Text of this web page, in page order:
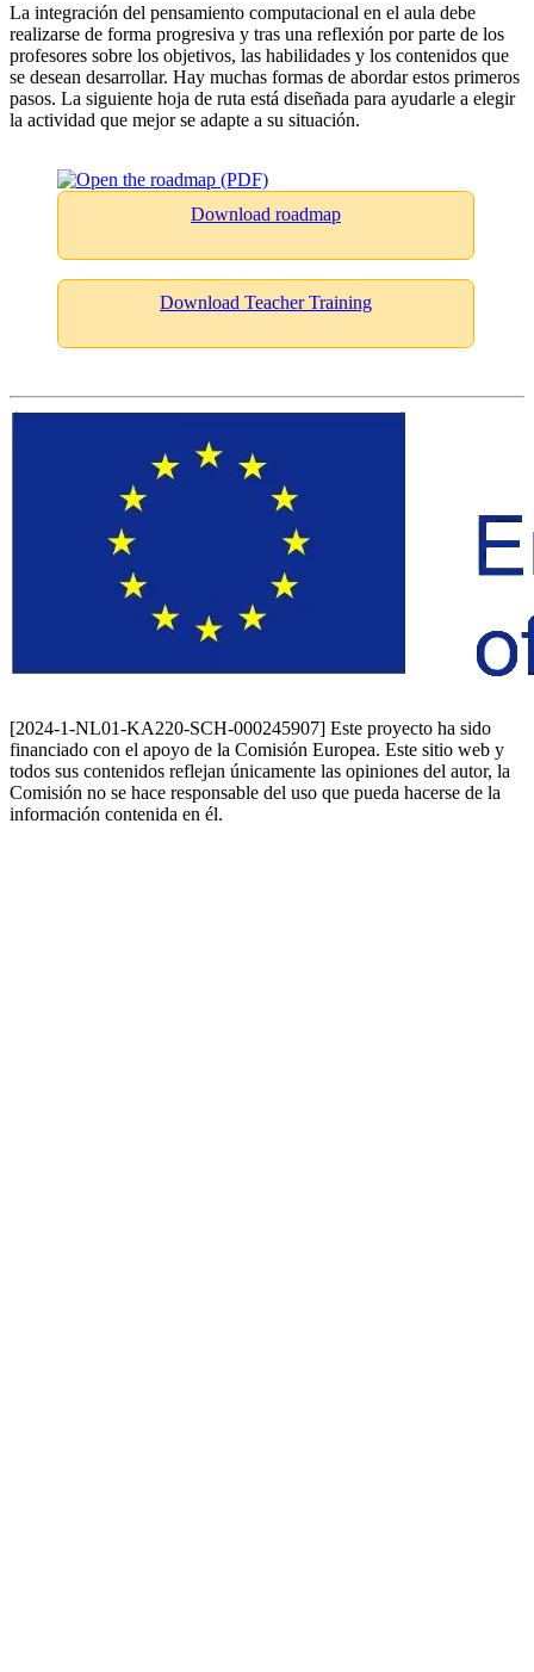
La integración del pensamiento computacional en el aula debe
realizarse de forma progresiva y tras una reflexión por parte de los
profesores sobre los objetivos, las habilidades y los contenidos que
se desean desarrollar. Hay muchas formas de abordar estos primeros
pasos. La siguiente hoja de ruta está diseñada para ayudarle a elegir
la actividad que mejor se adapte a su situación.
Download roadmap
Download Teacher Training
[2024-1-NL01-KA220-SCH-000245907] Este proyecto ha sido
financiado con el apoyo de la Comisión Europea. Este sitio web y
todos sus contenidos reflejan únicamente las opiniones del autor, la
Comisión no se hace responsable del uso que pueda hacerse de la
información contenida en él.